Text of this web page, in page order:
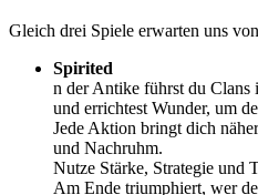
Gleich drei Spiele erwarten uns
Spirited
n der Antike führst du Clans
und errichtest Wunder, um
Jede Aktion bringt dich
und Nachruhm.
Nutze Stärke, Strategie und
Am Ende triumphiert, wer